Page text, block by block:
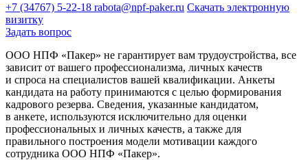
+7 (34767) 5-22-18 rabota@npf-paker.ru Скачать электронную
визитку
Задать вопрос
ООО НПФ «Пакер» не гарантирует вам трудоустройства, все
зависит от вашего профессионализма, личных качеств
и спроса на специалистов вашей квалификации. Анкеты
кандидата на работу принимаются с целью формирования
кадрового резерва. Сведения, указанные кандидатом,
в анкете, используются исключительно для оценки
профессиональных и личных качеств, а также для
правильного построения модели мотивации каждого
сотрудника ООО НПФ «Пакер».